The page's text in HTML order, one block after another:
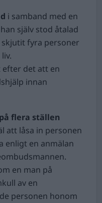
i samband med en
själv stod åtalad
fyra personer
efter det att en
innan
flera ställen
att låsa in personen
enligt en anmälan
en man på
av en
personen honom